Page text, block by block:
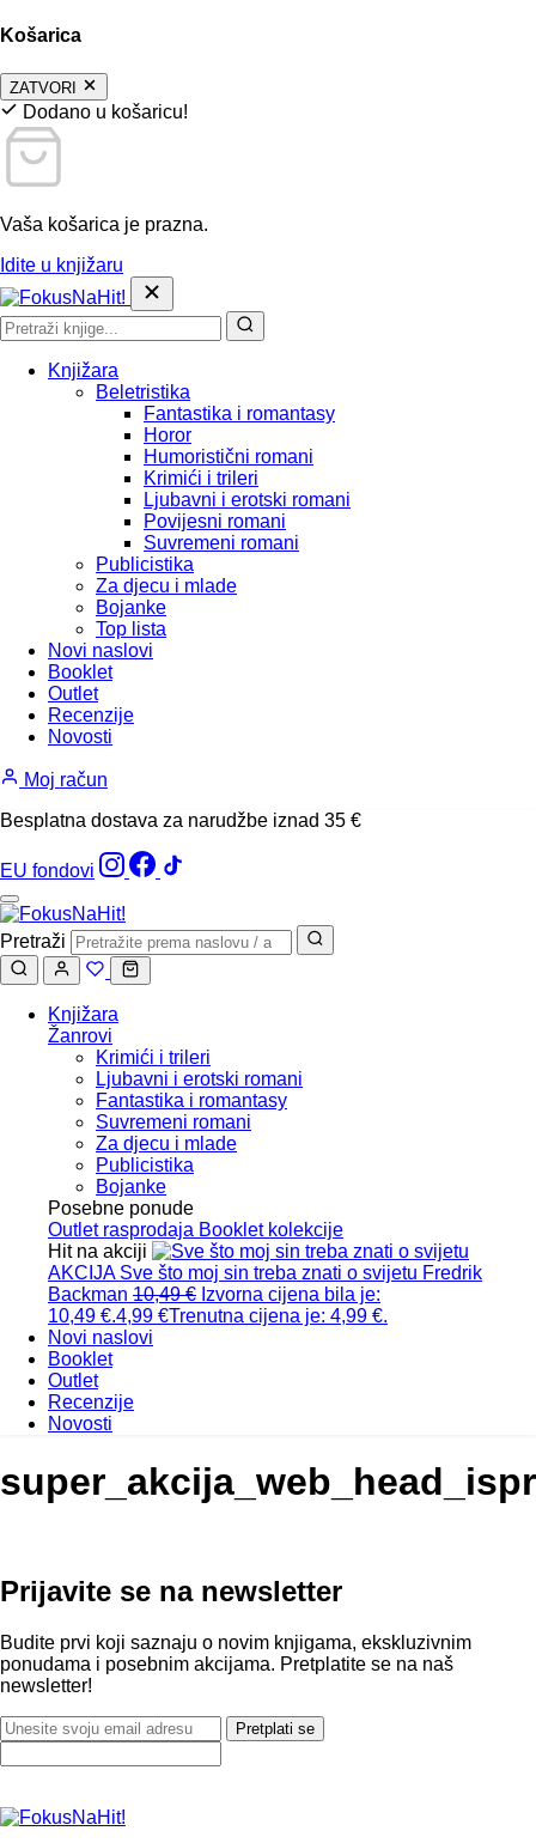
Košarica
ZATVORI
Dodano u košaricu!
Vaša košarica je prazna.
Idite u knjižaru
Knjižara
Beletristika
Fantastika i romantasy
Horor
Humoristični romani
Krimići i trileri
Ljubavni i erotski romani
Povijesni romani
Suvremeni romani
Publicistika
Za djecu i mlade
Bojanke
Top lista
Novi naslovi
Booklet
Outlet
Recenzije
Novosti
Moj račun
Besplatna dostava za narudžbe iznad 35 €
EU fondovi
Pretraži
Knjižara
Žanrovi
Krimići i trileri
Ljubavni i erotski romani
Fantastika i romantasy
Suvremeni romani
Za djecu i mlade
Publicistika
Bojanke
Posebne ponude
Outlet rasprodaja Booklet kolekcije
Hit na akciji
AKCIJA Sve što moj sin treba znati o svijetu Fredrik
Backman 10,49€ Izvorna cijena bila je:
10,49 €.4,99 €Trenutna cijena je: 4,99 €.
Novi naslovi
Booklet
Outlet
Recenzije
Novosti
Prijavite se na newsletter
Budite prvi koji saznaju o novim knjigama, ekskluzivnim
ponudama i posebnim akcijama. Pretplatite se na naš
newsletter!
Pretplati se